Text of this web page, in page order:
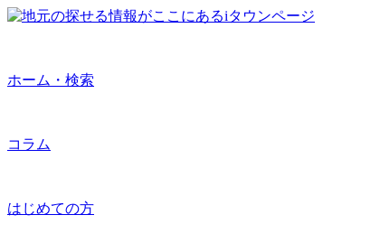
ホーム・検索
コラム
はじめての方